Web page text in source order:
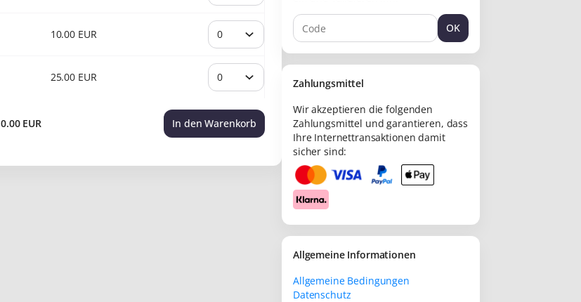
10.00 EUR
25.00 EUR
0.00 EUR In den Warenkorb
OK
Zahlungsmittel
Wir akzeptieren die folgenden
Zahlungsmittel und garantieren, dass
Ihre Internettransaktionen damit
sicher sind:
Allgemeine Informationen
Allgemeine Bedingungen
Datenschutz